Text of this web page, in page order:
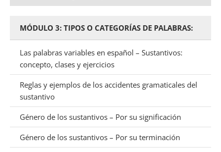
MÓDULO 3: TIPOS O CATEGORÍAS DE PALABRAS:
Las palabras variables en español – Sustantivos:
concepto, clases y ejercicios
Reglas y ejemplos de los accidentes gramaticales del
sustantivo
Género de los sustantivos – Por su significación
Género de los sustantivos – Por su terminación